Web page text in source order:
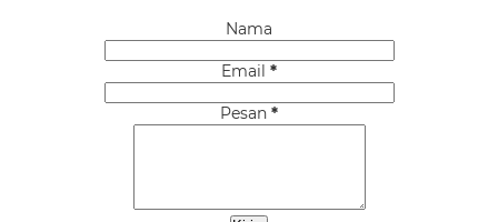
Nama
Email *
Pesan *